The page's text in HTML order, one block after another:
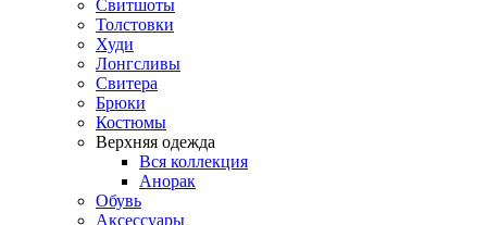
Свитшоты
Толстовки
Худи
Лонгсливы
Свитера
Брюки
Костюмы
Верхняя одежда
Вся коллекция
Анорак
Обувь
Аксессуары